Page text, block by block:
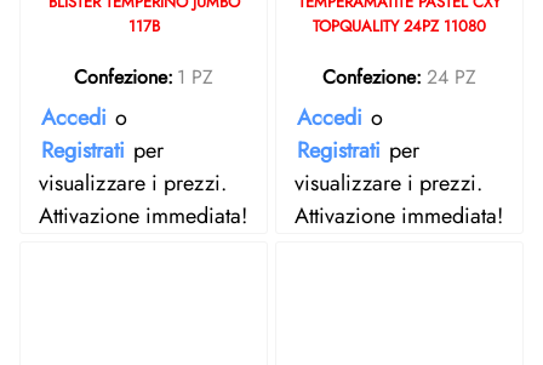
117B
Confezione: 1 PZ
Accedi o
Registrati per
visualizzare i prezzi.
Attivazione immediata!
TOPQUALITY 24PZ 11080
Confezione: 24 PZ
Accedi o
Registrati per
visualizzare i prezzi.
Attivazione immediata!